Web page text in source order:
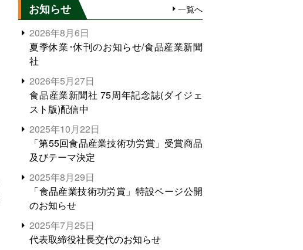
お知らせ 一覧へ
2026年8月6日
夏季休業･休刊のお知らせ/食品産業新聞
社
2026年5月27日
食品産業新聞社 75周年記念誌(ダイジェ
スト版)配信中
2025年10月22日
「第55回食品産業技術功労賞」受賞商品
及びテーマ決定
2025年8月29日
「食品産業技術功労賞」特設ページ公開
のお知らせ
2025年7月25日
代表取締役社長交代のお知らせ